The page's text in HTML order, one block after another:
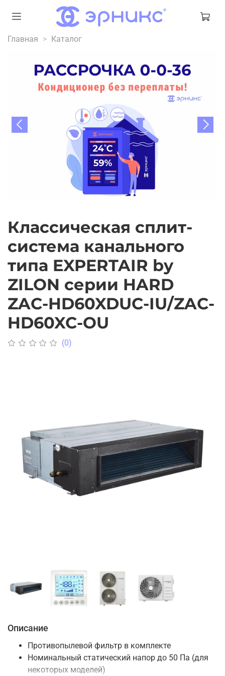
Главная Каталог
Классическая сплит-
система канального
типа EXPERTAIR by
ZILON серии HARD
ZAC-HD60XDUC-IU/ZAC-
HD60XC-OU
(0)
Описание
Противопылевой фильтр в комплекте
Номинальный статический напор до 50 Па (для
некоторых моделей)